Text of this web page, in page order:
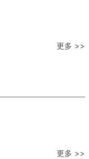
更多 >>
更多 >>